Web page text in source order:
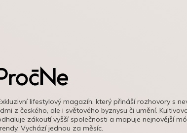
lifestylový magazín, který přináší rozhovory s
z českého, ale i světového byznysu či umění.
zákoutí vyšší společnosti a mapuje nejnovější
Vychází jednou za měsíc.